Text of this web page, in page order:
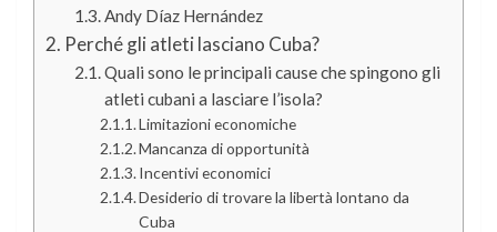
Andy Díaz Hernández
Perché gli atleti lasciano Cuba?
Quali sono le principali cause che spingono gli
atleti cubani a lasciare l’isola?
Limitazioni economiche
Mancanza di opportunità
Incentivi economici
Desiderio di trovare la libertà lontano da
Cuba